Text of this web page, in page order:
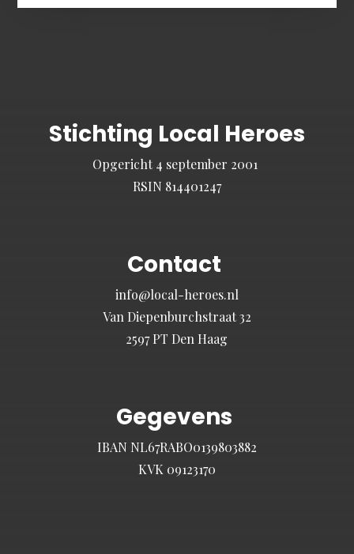
Stichting Local Heroes
Opgericht 4 september 2001
RSIN 814401247
Contact
info@local-heroes.nl
Van Diepenburchstraat 32
2597 PT Den Haag
Gegevens
IBAN NL67RABO0139803882
KVK 09123170